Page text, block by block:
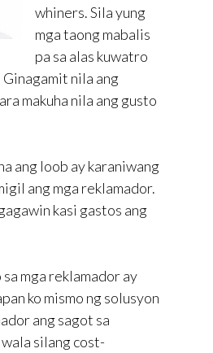
whiners. Sila yung
mga taong mabalis
pa sa alas kuwatro
Ginagamit nila ang
makuha nila ang gusto
ang loob ay karaniwang
ang mga reklamador.
kasi gastos ang
mga reklamador ay
ko mismo ng solusyon
ang sagot sa
silang cost-